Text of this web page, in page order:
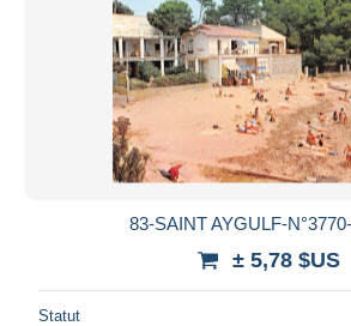
83-SAINT AYGULF-
± 5,78 $US
Statut